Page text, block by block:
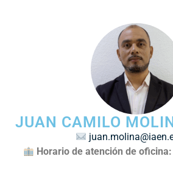
JUAN CAMILO
Horario de atencióndeoficina: